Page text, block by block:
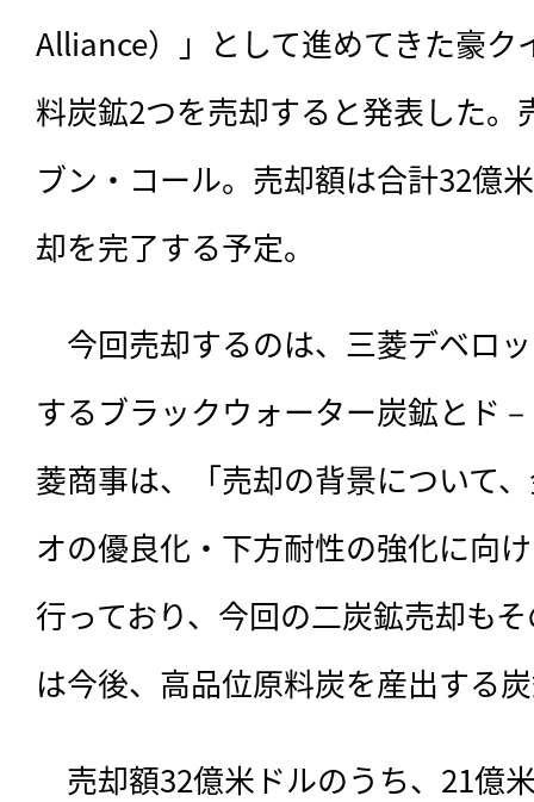
Alliance）」として進めてきた豪ク
料炭鉱2つを売却すると発表した
ブン・コール。売却額は合計32億
却を完了する予定。
今回売却するのは、 三菱デベロ
するブラックウォーター炭鉱とド
菱商事は、「売却の背景について
オの優良化・下方耐性の強化に向
行っており、今回の二炭鉱売却も
は今後、高品位原料炭を産出する
売却額32億米ドルのうち、21億